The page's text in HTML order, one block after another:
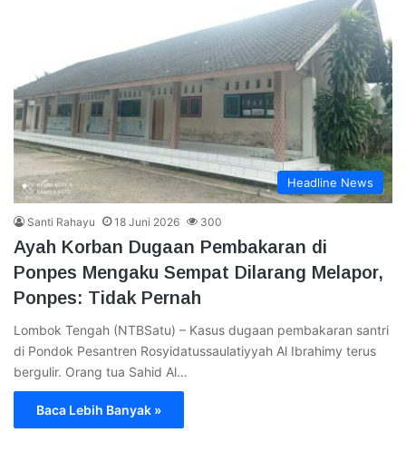
Headline News
Santi Rahayu 18 Juni 2026 300
Ayah Korban Dugaan Pembakaran di
Ponpes Mengaku Sempat Dilarang Melapor,
Ponpes: Tidak Pernah
Lombok Tengah (NTBSatu) – Kasus dugaan pembakaran santri
di Pondok Pesantren Rosyidatussaulatiyyah Al Ibrahimy terus
bergulir. Orang tua Sahid Al…
Baca Lebih Banyak »